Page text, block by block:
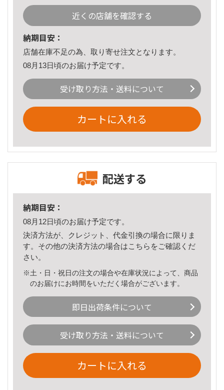
近くの店舗を確認する
納期目安：
店舗在庫不足の為、取り寄せ注文となります。
08月13日頃のお届け予定です。
受け取り方法・送料について
カートに入れる
配送する
納期目安：
08月12日頃のお届け予定です。
決済方法が、クレジット、代金引換の場合に限りま
す。その他の決済方法の場合はこちら をご確認くだ
さい。
※土・日・祝日の注文の場合や在庫状況によって、商品
のお届けにお時間をいただく場合がございます。
即日出荷条件について
受け取り方法・送料について
カートに入れる